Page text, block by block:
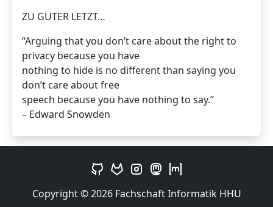
ZU GUTER LETZT…
“Arguing that you don’t care about the right to
privacy because you have
nothing to hide is no different than saying you
don’t care about free
speech because you have nothing to say.”
– Edward Snowden
Copyright © 2026 Fachschaft Informatik HHU